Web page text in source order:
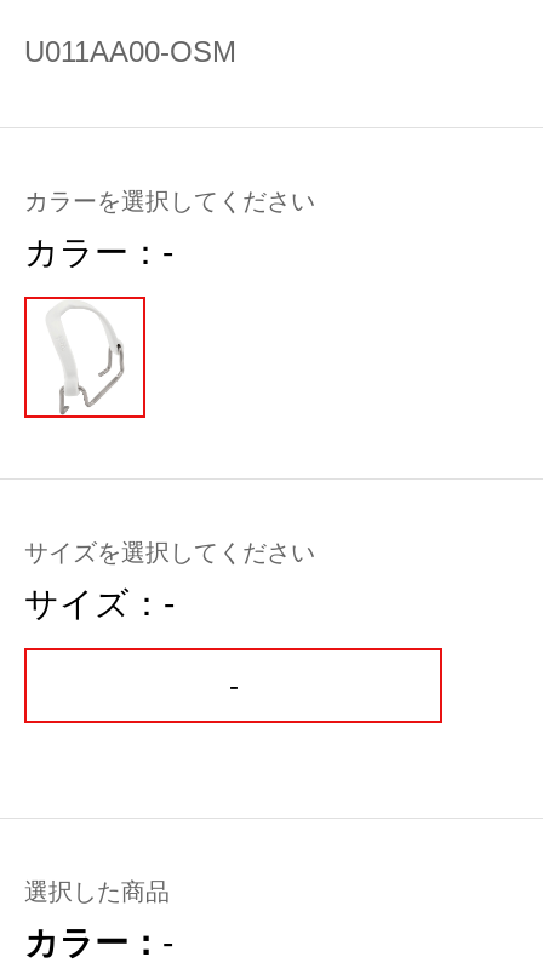
U011AA00-OSM
カラーを選択してください
カラー： -
サイズを選択してください
サイズ： -
-
選択した商品
カラー： -